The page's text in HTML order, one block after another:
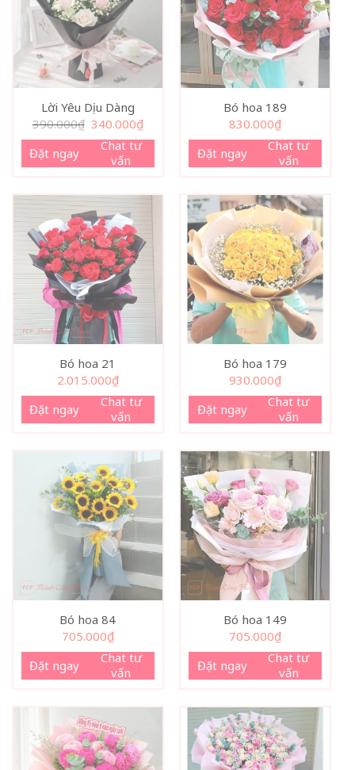
Lời Yêu Dịu Dàng
390.000₫ Giá
gốc
là:
390.000₫.
340.000₫Giá
hiện
tại
340.000₫.
Đặt ngay
Chat tư
vấn
Bó hoa 189
830.000₫
Đặt ngay
Chat tư
vấn
Bó hoa 21
2.015.000₫
Đặt ngay
Chat tư
vấn
Bó hoa 179
930.000₫
Đặt ngay
Chat tư
vấn
Bó hoa 84
705.000₫
Đặt ngay
Chat tư
vấn
Bó hoa 149
705.000₫
Đặt ngay
Chat tư
vấn